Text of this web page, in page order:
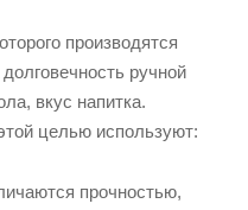
производятся
ручной
вкус напитка.
целью используют:
прочностью,